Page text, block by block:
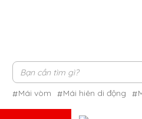
Mái vòm Mái hiên di động